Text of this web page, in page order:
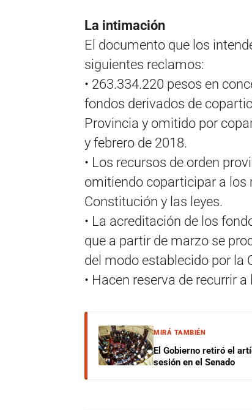
La intimación
El documento que los
siguientes reclamos:
• 263.334.220 pesos en
fondos derivados de
Provincia y omitido por
y febrero de 2018.
• Los recursos de orden
omitiendo coparticipar a
Constitución y las leyes.
• La acreditación de los
que a partir de marzo se
del modo establecido por la
• Hacen reserva de recurrir
MIRÁ TAMBIÉN
El Gobierno retiró el
sesión en el Senado